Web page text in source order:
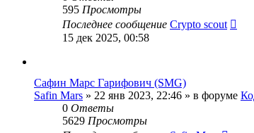
595 Просмотры
Последнее сообщение Сrypto scout
15 дек 2025, 00:58
Сафин Марс Гарифович (SMG)
Safin Mars » 22 янв 2023, 22:46 » в форуме
0 Ответы
5629 Просмотры